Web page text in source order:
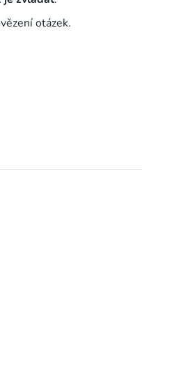
otázek.